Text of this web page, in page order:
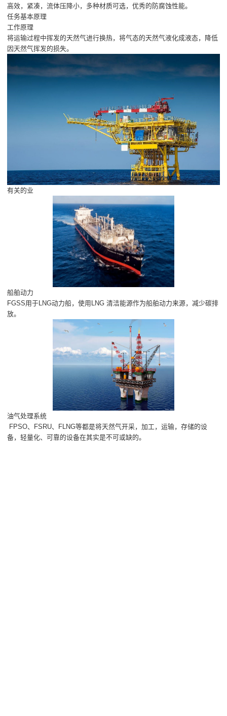
高效，紧凑，流体压降小，多种材质可选，优秀的防腐蚀性能。
任务基本原理
工作原理
将运输过程中挥发的天然气进行换热，将气态的天然气液化成液态，降低
因天然气挥发的损失。
有关的业
船舶动力
FGSS用于LNG动力船，使用LNG 清洁能源作为船舶动力来源，减少碳排
放。
油气处理系统
FPSO、FSRU、FLNG等都是将天然气开采，加工，运输，存储的设
备，轻量化、可靠的设备在其实是不可或缺的。